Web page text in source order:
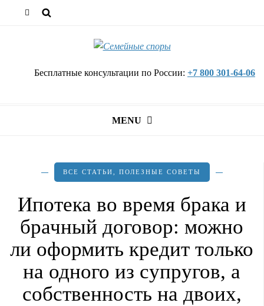
Бесплатные консультации по России: +7 800 301-64-06
MENU
ВСЕ СТАТЬИ ПОЛЕЗНЫЕ СОВЕТЫ
Ипотека во время брака и
брачный договор: можно
ли оформить кредит только
на одного из супругов, а
собственность на двоих,